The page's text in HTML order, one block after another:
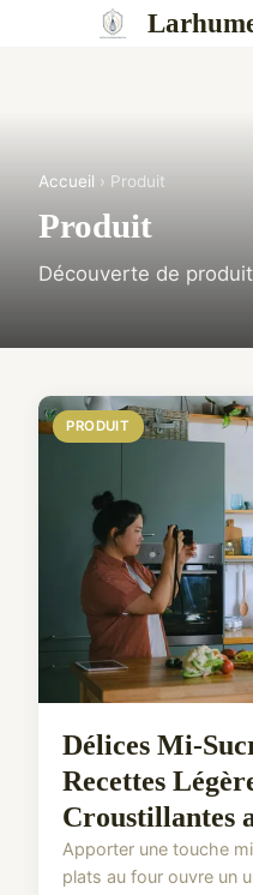
Accueil › Produit
Produit
Découverte de
PRODUIT
Délices Mi-
Recettes
Croustillantes
Apporter une touche
plats au four ouvre un